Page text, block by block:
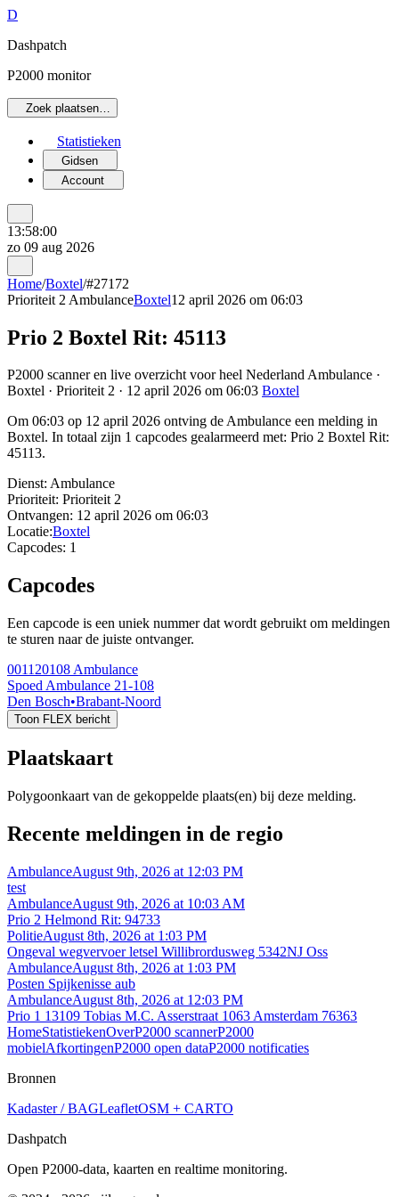
D
Dashpatch
P2000 monitor
Zoek plaatsen…
Statistieken
Gidsen
Account
13:58:00
zo 09 aug 2026
Home/Boxtel/#27172
Prioriteit 2 AmbulanceBoxtel12 april 2026 om 06:03
Prio 2 Boxtel Rit: 45113
P2000 scanner en live overzicht voor heel Nederland Ambulance ·
Boxtel · Prioriteit 2 · 12 april 2026 om 06:03 Boxtel
Om 06:03 op 12 april 2026 ontving de Ambulance een melding in
Boxtel. In totaal zijn 1 capcodes gealarmeerd met: Prio 2 Boxtel Rit:
45113.
Dienst: Ambulance
Prioriteit: Prioriteit 2
Ontvangen: 12 april 2026 om 06:03
Locatie:Boxtel
Capcodes: 1
Capcodes
Een capcode is een uniek nummer dat wordt gebruikt om meldingen
te sturen naar de juiste ontvanger.
001120108 Ambulance
Spoed Ambulance 21-108
Den Bosch•Brabant-Noord
Toon FLEX bericht
Plaatskaart
Polygoonkaart van de gekoppelde plaats(en) bij deze melding.
Recente meldingen in de regio
AmbulanceAugust 9th, 2026 at 12:03 PM
test
AmbulanceAugust 9th, 2026 at 10:03 AM
Prio 2 Helmond Rit: 94733
PolitieAugust 8th, 2026 at 1:03 PM
Ongeval wegvervoer letsel Willibrordusweg 5342NJ Oss
AmbulanceAugust 8th, 2026 at 1:03 PM
Posten Spijkenisse aub
AmbulanceAugust 8th, 2026 at 12:03 PM
Prio 1 13109 Tobias M.C. Asserstraat 1063 Amsterdam 76363
HomeStatistiekenOverP2000 scannerP2000
mobielAfkortingenP2000 open dataP2000 notificaties
Bronnen
Kadaster / BAGLeafletOSM + CARTO
Dashpatch
Open P2000-data, kaarten en realtime monitoring.